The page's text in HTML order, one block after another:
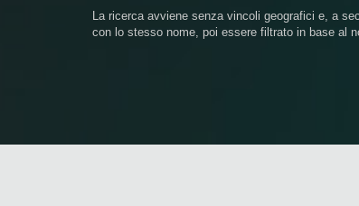
La ricerca avviene senza vincoli geografici e, a
con lo stesso nome, poi essere filtrato in base al